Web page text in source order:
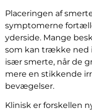
Placeringen af
symptomerne
yderside. Mange
som kan trække ned
især smerte, når de
mere en stikkende
bevægelser.
Klinisk er forskellen